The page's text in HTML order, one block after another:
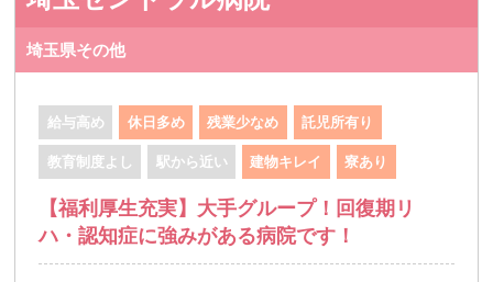
埼玉県その他
給与高め 休日多め 残業少なめ 託児所有り
教育制度よし 駅から近い 建物キレイ 寮あり
【福利厚生充実】大手グループ！回復期リ
ハ・認知症に強みがある病院です！